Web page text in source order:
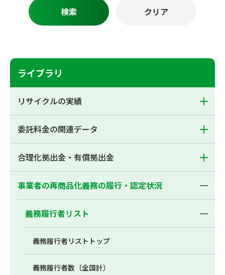
ライブラリ
リサイクルの実績
委託料金の関連データ
合理化拠出金・有償拠出金
事業者の再商品化義務の履行・認定状況
義務履行者リスト
義務履行者リストトップ
義務履行者数（全国計）